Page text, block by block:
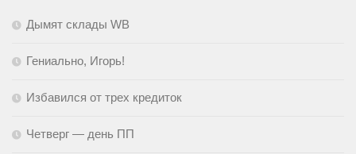
Дымят склады WB
Гениально, Игорь!
Избавился от трех кредиток
Четверг — день ПП